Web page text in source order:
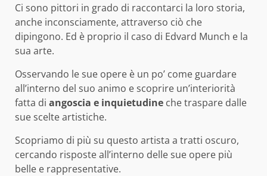
Ci sono pittori in grado di raccontarci la loro storia,
anche inconsciamente, attraverso ciò che
dipingono. Ed è proprio il caso di Edvard Munch e la
sua arte.
Osservando le sue opere è un po’ come guardare
all’interno del suo animo e scoprire un’interiorità
fatta di angoscia e inquietudine che traspare dalle
sue scelte artistiche.
Scopriamo di più su questo artista a tratti oscuro,
cercando risposte all’interno delle sue opere più
belle e rappresentative.